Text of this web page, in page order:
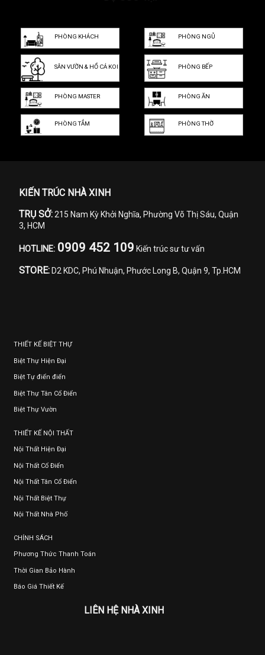
PHÒNG KHÁCH PHÒNG NGỦ
SÂN VƯỜN & HỒ CÁ KOI PHÒNG BẾP
PHÒNG MASTER PHÒNG ĂN
PHÒNG TẮM PHÒNG THỜ
KIẾN TRÚC NHÀ XINH
TRỤ SỞ: 215 Nam Kỳ Khởi Nghĩa, Phường Võ Thị Sáu, Quận
3, HCM
HOTLINE: 0909 452 109 Kiến trúc sư tư vấn
STORE: D2 KDC, Phú Nhuận, Phước Long B, Quận 9, Tp.HCM
THIẾT KẾ BIỆT THỰ
Biệt Thự Hiện Đại
Biệt Tự điển điển
Biệt Thự Tân Cổ Điển
Biệt Thự Vườn
THIẾT KẾ NỘI THẤT
Nội Thất Hiện Đại
Nội Thất Cổ Điển
Nội Thất Tân Cổ Điển
Nội Thất Biệt Thự
Nội Thất Nhà Phố
CHÍNH SÁCH
Phương Thức Thanh Toán
Thời Gian Bảo Hành
Báo Giá Thiết Kế
LIÊN HỆ NHÀ XINH